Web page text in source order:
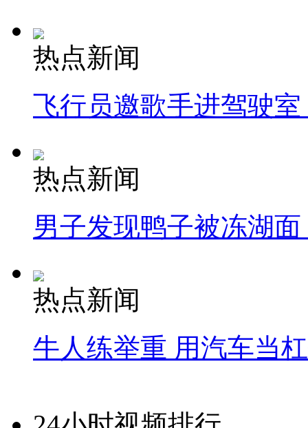
热点新闻
飞行员邀歌手进驾驶
热点新闻
男子发现鸭子被冻湖
热点新闻
牛人练举重 用汽车当